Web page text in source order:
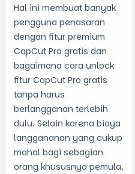
Hal ini membuat banyak
pengguna penasaran
dengan fitur premium
CapCut Pro gratis dan
bagaimana cara unlock
fitur CapCut Pro gratis
tanpa harus
berlangganan terlebih
dulu. Selain karena biaya
langgananan yang cukup
mahal bagi sebagian
orang khususnya pemula,